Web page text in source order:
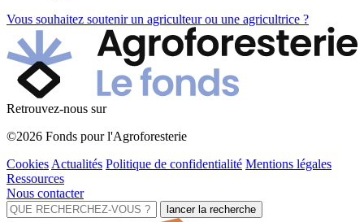
Vous souhaitez soutenir un agriculteur ou une agricultrice ?
Retrouvez-nous sur
©2026 Fonds pour l'Agroforesterie
Cookies Actualités Politique de confidentialité Mentions légales
Ressources
Nous contacter
lancer la recherche